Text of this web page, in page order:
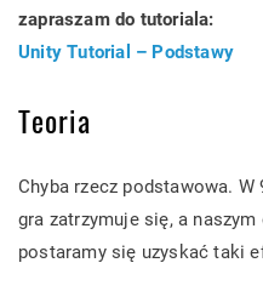
zapraszam do tutoriala:
Unity Tutorial – Podstawy
Teoria
Chyba rzecz podstawowa. W
gra zatrzymuje się, a
postaramy się uzyskać taki